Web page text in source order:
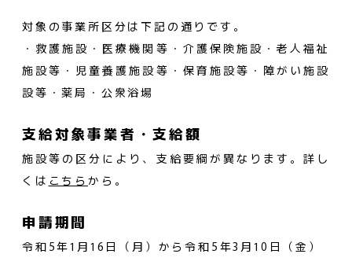
対象の事業所区分は下記の通りです。
・救護施設・医療機関等・介護保険施設・老人福祉
施設等・児童養護施設等・保育施設等・障がい施設
設等・薬局・公衆浴場
支給対象事業者・支給額
施設等の区分により、支給要綱が異なります。詳し
くは こちらから。
申請期間
令和5年1月16日（月）から令和5年3月10日（金）